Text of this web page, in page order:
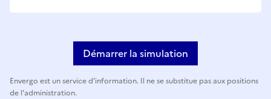
Démarrer la simulation
Envergo est un service d'information. Il ne se substitue pas aux positions
de l'administration.